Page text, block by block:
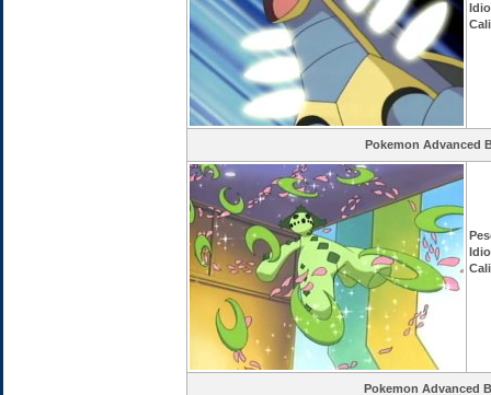
Pokemon Advanced
Pokemon Advanced